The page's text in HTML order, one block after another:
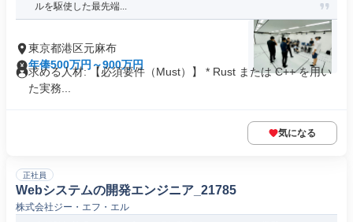
ルを駆使した最先端...
東京都港区元麻布
年俸500万円～900万円
求める人材: 【必須要件（Must）】 * Rust または C++ を用い
た実務...
気になる
正社員
Webシステムの開発エンジニア_21785
株式会社ジー・エフ・エル